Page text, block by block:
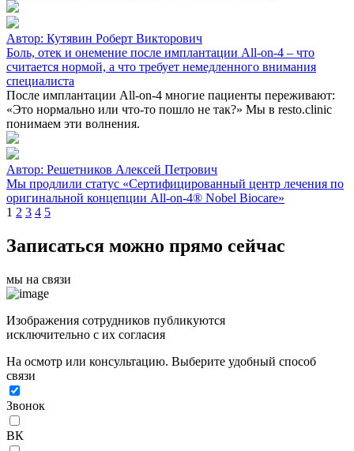
Автор: Кутявин Роберт Викторович
Боль, отек и онемение после имплантации All-on-4 – что
считается нормой, а что требует немедленного внимания
специалиста
После имплантации All-on-4 многие пациенты переживают:
«Это нормально или что-то пошло не так?» Мы в resto.clinic
понимаем эти волнения.
Автор: Решетников Алексей Петрович
Мы продлили статус «Сертифицированный центр лечения по
оригинальной концепции All-on-4® Nobel Biocare»
1 2 3 4 5
Записаться можно прямо сейчас
мы на связи
Изображения сотрудников публикуются
исключительно с их согласия
На осмотр или консультацию. Выберите удобный способ
связи
Звонок
ВК